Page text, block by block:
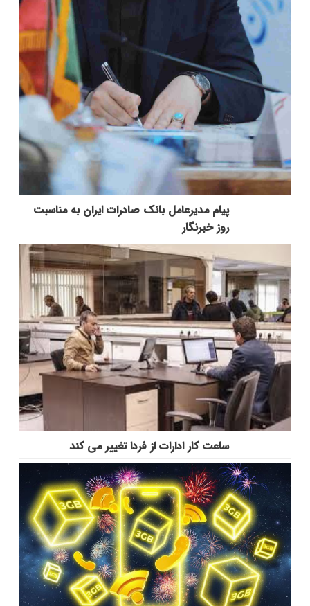
پیام مدیرعامل بانک صادرات ایران به مناسبت
روز خبرنگار
ساعت کار ادارات از فردا تغییر می کند